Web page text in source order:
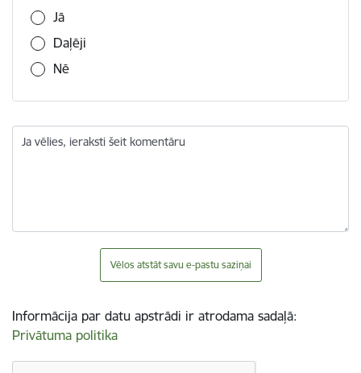
Jā
Daļēji
Nē
Ja vēlies, ieraksti šeit komentāru
Vēlos atstāt savu e-pastu saziņai
Informācija par datu apstrādi ir atrodama sadaļā:
Privātuma politika